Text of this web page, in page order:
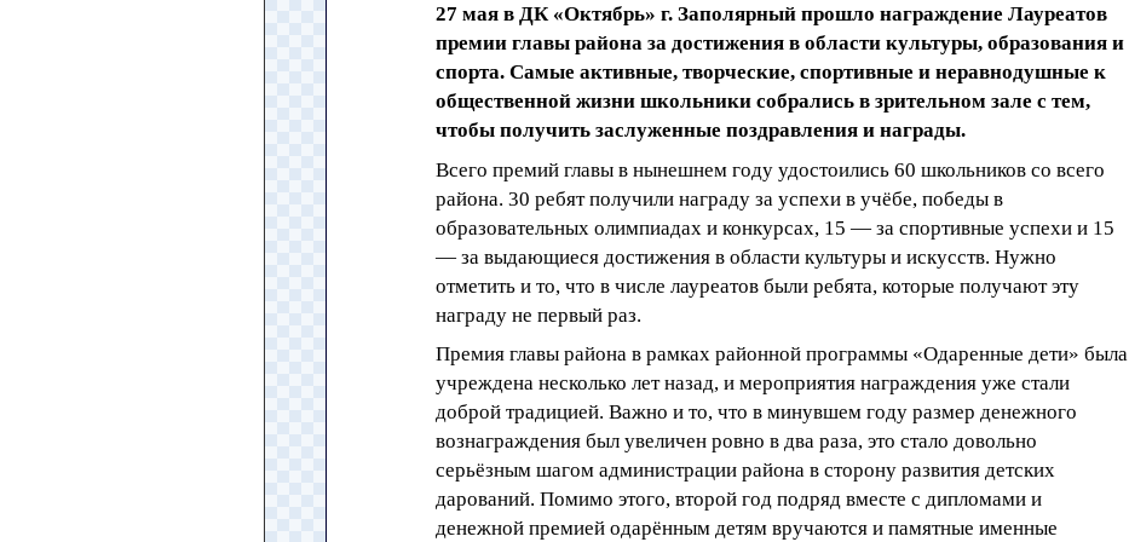
27 мая в ДК «Октябрь» г. Заполярный прошло награждение Лауреатов
премии главы района за достижения в области культуры, образования и
спорта. Самые активные, творческие, спортивные и неравнодушные к
общественной жизни школьники собрались в зрительном зале с тем,
чтобы получить заслуженные поздравления и награды.
Всего премий главы в нынешнем году удостоились 60 школьников со всего
района. 30 ребят получили награду за успехи в учёбе, победы в
образовательных олимпиадах и конкурсах, 15 — за спортивные успехи и 15
— за выдающиеся достижения в области культуры и искусств. Нужно
отметить и то, что в числе лауреатов были ребята, которые получают эту
награду не первый раз.
Премия главы района в рамках районной программы «Одаренные дети» была
учреждена несколько лет назад, и мероприятия награждения уже стали
доброй традицией. Важно и то, что в минувшем году размер денежного
вознаграждения был увеличен ровно в два раза, это стало довольно
серьёзным шагом администрации района в сторону развития детских
дарований. Помимо этого, второй год подряд вместе с дипломами и
денежной премией одарённым детям вручаются и памятные именные